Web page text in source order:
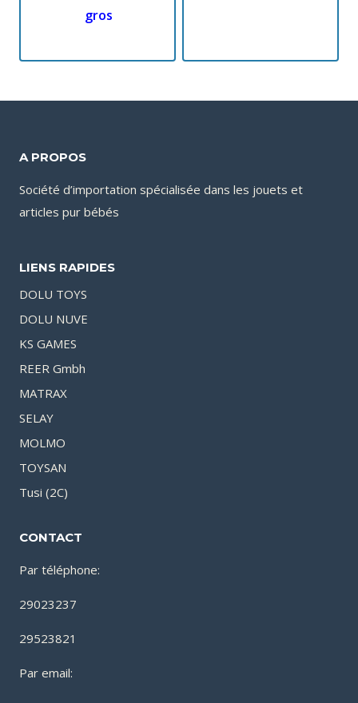
gros
A PROPOS
Société d’importation spécialisée dans les jouets et
articles pur bébés
LIENS RAPIDES
DOLU TOYS
DOLU NUVE
KS GAMES
REER Gmbh
MATRAX
SELAY
MOLMO
TOYSAN
Tusi (2C)
CONTACT
Par téléphone:
29023237
29523821
Par email: